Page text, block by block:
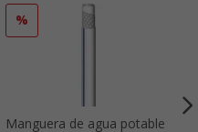
%
Manguera de agua potable